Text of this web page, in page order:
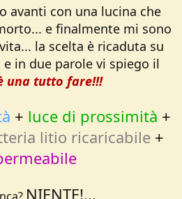
avanti con una lucina che
e finalmente mi sono
la scelta è ricaduta su
in due parole vi spiego il
una tutto fare!!!
+ luce di prossimità +
litio ricaricabile+
NIENTE!...